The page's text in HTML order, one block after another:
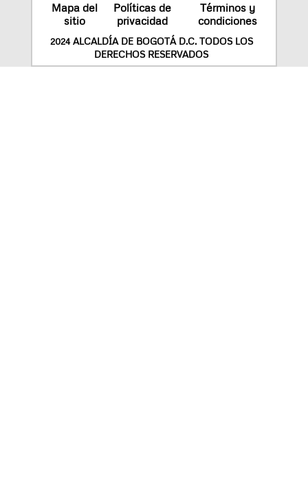
Mapa del
sitio
Políticas de
privacidad
Términos y
condiciones
2024 ALCALDÍA DE BOGOTÁ D.C. TODOS LOS
DERECHOS RESERVADOS